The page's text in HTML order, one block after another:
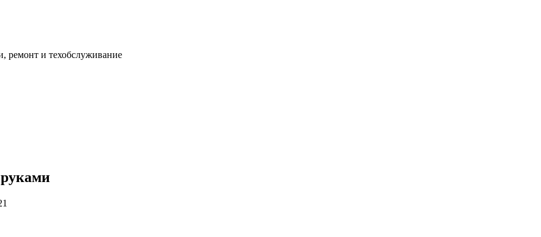
ремонт и техобслуживание